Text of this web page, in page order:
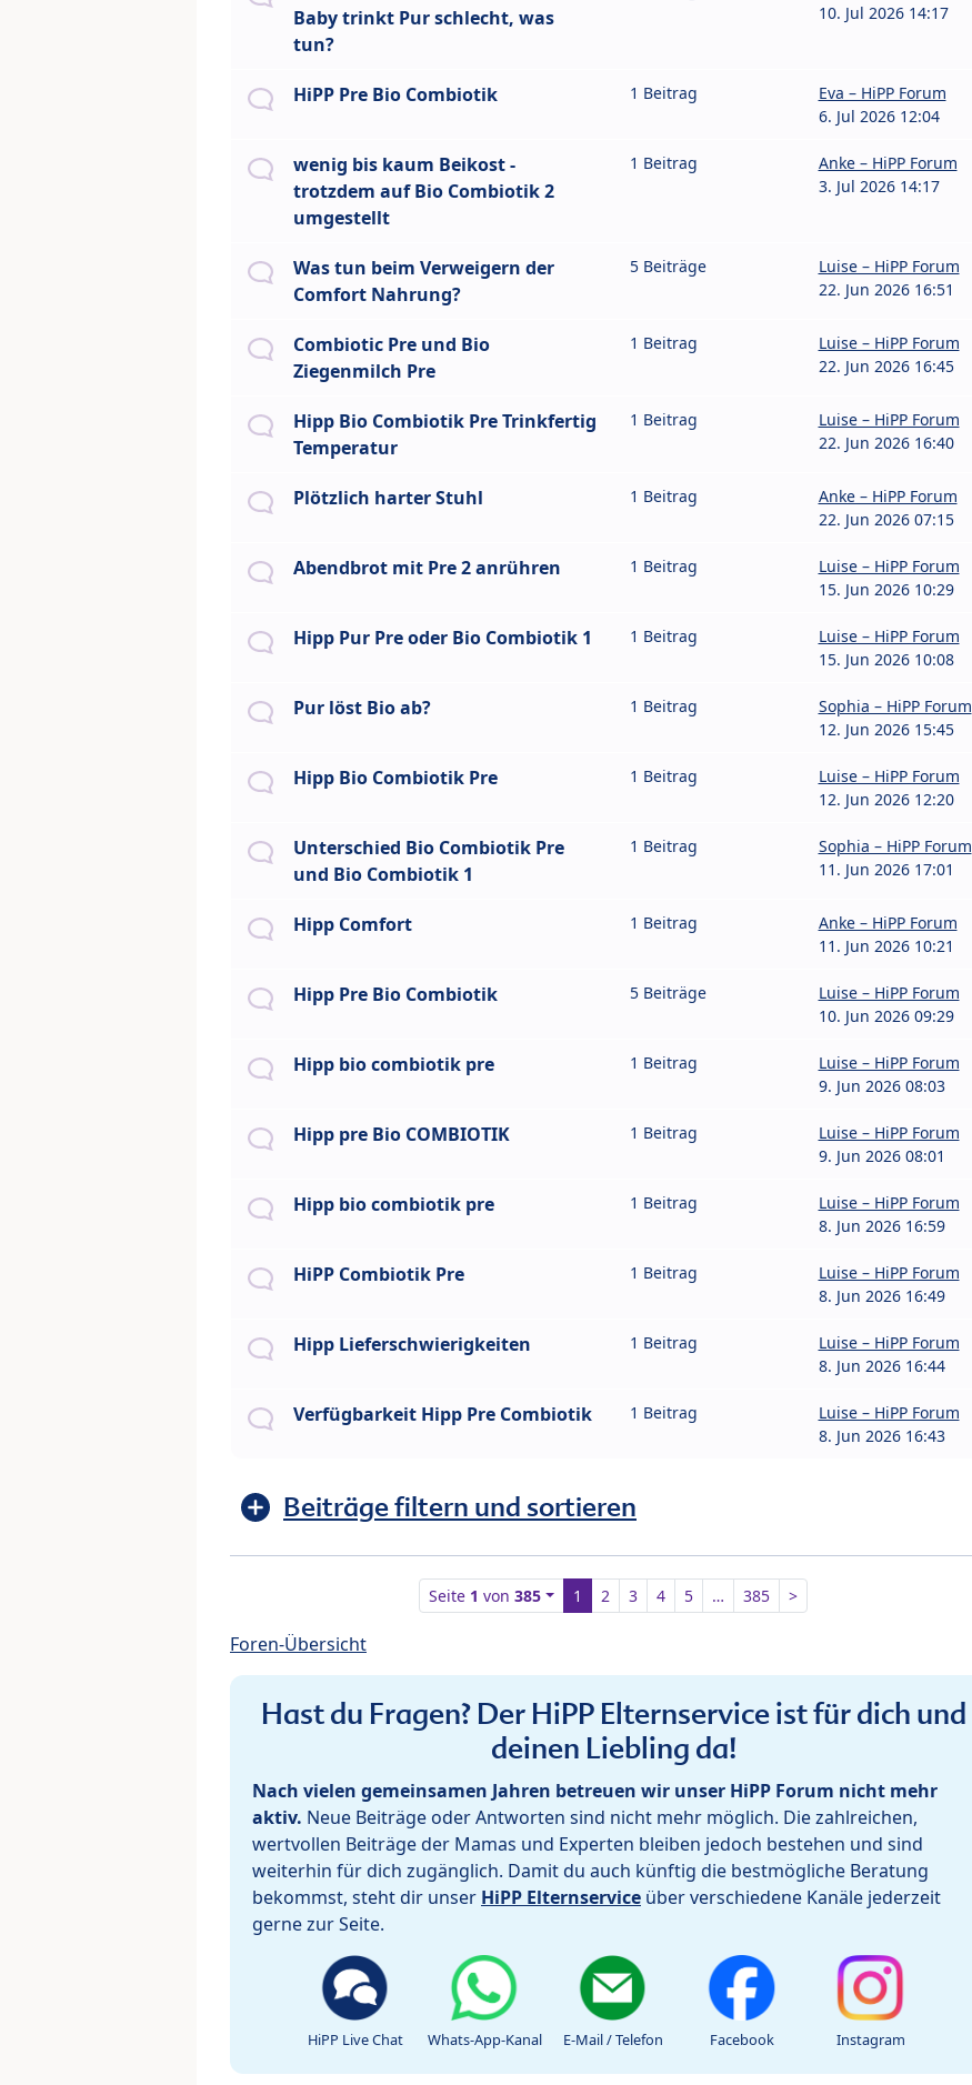
Baby trinkt Pur schlecht, was
tun?
10. Jul 2026 14:17
HiPP Pre Bio Combiotik 1 Beitrag
Eva – HiPP Forum
6. Jul 2026 12:04
wenig bis kaum Beikost -
trotzdem auf Bio Combiotik 2
umgestellt
1 Beitrag
Anke – HiPP Forum
3. Jul 2026 14:17
Was tun beim Verweigern der
Comfort Nahrung?
5 Beiträge
Luise – HiPP Forum
22. Jun 2026 16:51
Combiotic Pre und Bio
Ziegenmilch Pre
1 Beitrag
Luise – HiPP Forum
22. Jun 2026 16:45
Hipp Bio Combiotik Pre Trinkfertig
Temperatur
1 Beitrag
Luise – HiPP Forum
22. Jun 2026 16:40
Plötzlich harter Stuhl 1 Beitrag
Anke – HiPP Forum
22. Jun 2026 07:15
Abendbrot mit Pre 2 anrühren 1 Beitrag
Luise – HiPP Forum
15. Jun 2026 10:29
Hipp Pur Pre oder Bio Combiotik 1 1 Beitrag
Luise – HiPP Forum
15. Jun 2026 10:08
Pur löst Bio ab? 1 Beitrag
Sophia – HiPP Forum
12. Jun 2026 15:45
Hipp Bio Combiotik Pre 1 Beitrag
Luise – HiPP Forum
12. Jun 2026 12:20
Unterschied Bio Combiotik Pre
und Bio Combiotik 1
1 Beitrag
Sophia – HiPP Forum
11. Jun 2026 17:01
Hipp Comfort 1 Beitrag
Anke – HiPP Forum
11. Jun 2026 10:21
Hipp Pre Bio Combiotik 5 Beiträge
Luise – HiPP Forum
10. Jun 2026 09:29
Hipp bio combiotik pre 1 Beitrag
Luise – HiPP Forum
9. Jun 2026 08:03
Hipp pre Bio COMBIOTIK 1 Beitrag
Luise – HiPP Forum
9. Jun 2026 08:01
Hipp bio combiotik pre 1 Beitrag
Luise – HiPP Forum
8. Jun 2026 16:59
HiPP Combiotik Pre 1 Beitrag
Luise – HiPP Forum
8. Jun 2026 16:49
Hipp Lieferschwierigkeiten 1 Beitrag
Luise – HiPP Forum
8. Jun 2026 16:44
Verfügbarkeit Hipp Pre Combiotik 1 Beitrag
Luise – HiPP Forum
8. Jun 2026 16:43
Beiträge filtern und sortieren
Seite 1 von385 1 2 3 4 5 … 385 >
Foren-Übersicht
Hast du Fragen? Der HiPP Elternservice ist für dich und
deinen Liebling da!
Nach vielen gemeinsamen Jahren betreuen wir unser HiPP Forum nicht mehr
aktiv. Neue Beiträge oder Antworten sind nicht mehr möglich. Die zahlreichen,
wertvollen Beiträge der Mamas und Experten bleiben jedoch bestehen und sind
weiterhin für dich zugänglich. Damit du auch künftig die bestmögliche Beratung
bekommst, steht dir unser HiPP Elternservice über verschiedene Kanäle jederzeit
gerne zur Seite.
HiPP Live Chat Whats-App-Kanal E-Mail / Telefon Facebook Instagram